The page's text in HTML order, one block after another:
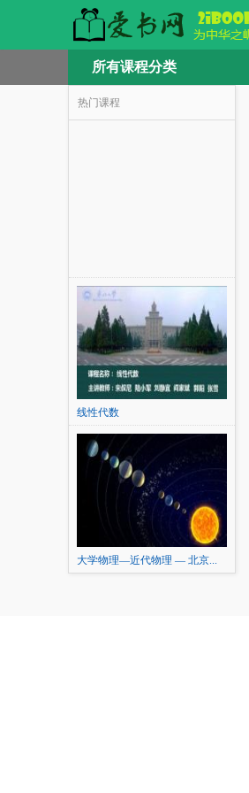
所有课程分类
热门课程
线性代数
大学物理—近代物理 — 北京...